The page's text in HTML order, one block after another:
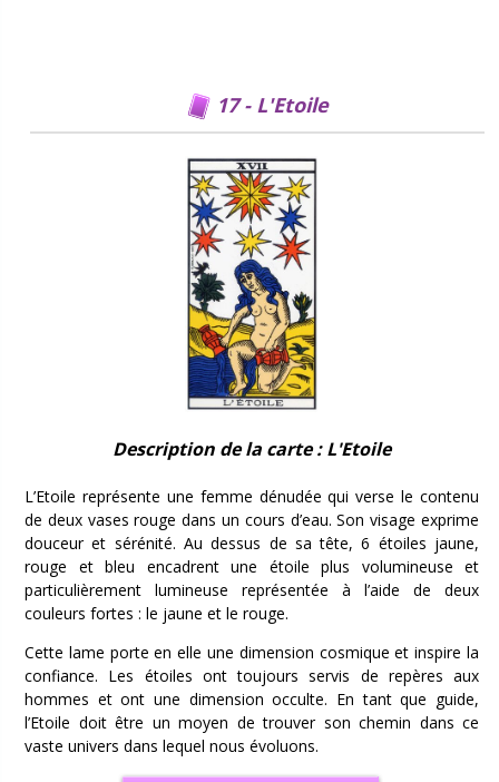
17 - L'Etoile
Description de la carte : L'Etoile
L’Etoile représente une femme dénudée qui verse le contenu
de deux vases rouge dans un cours d’eau. Son visage exprime
douceur et sérénité. Au dessus de sa tête, 6 étoiles jaune,
rouge et bleu encadrent une étoile plus volumineuse et
particulièrement lumineuse représentée à l’aide de deux
couleurs fortes : le jaune et le rouge.
Cette lame porte en elle une dimension cosmique et inspire la
confiance. Les étoiles ont toujours servis de repères aux
hommes et ont une dimension occulte. En tant que guide,
l’Etoile doit être un moyen de trouver son chemin dans ce
vaste univers dans lequel nous évoluons.